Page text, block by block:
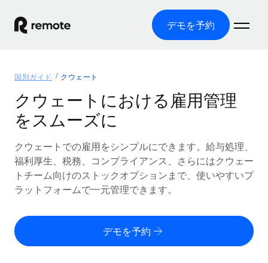
デモを予約
グローバル雇用
グローバル給与処理
コンプライアンス対応の給与処理を手軽に
Employer of Record（EOR）
グローバル展開をコストをかけずに実現
Contractor of Record
世界中の契約社員と法令を遵守して契約
ソリューション
各国の制度に対応
国別ガイド
/国別のグローバル雇用支援を検索する
Remoteを他社と比較
リソース
ツールと計算ツール
従業員コスト計算ツール
価格
国別ガイド クウェート
クウェートにおける雇用管理
をスムーズに
クウェートでの雇用をシンプルにできます。給与処理、
福利厚生、税務、コンプライアンス、さらにはクウェー
トチーム向けのストックオプションまで、使いやすいプ
ラットフォームで一元管理できます。
デモを予約